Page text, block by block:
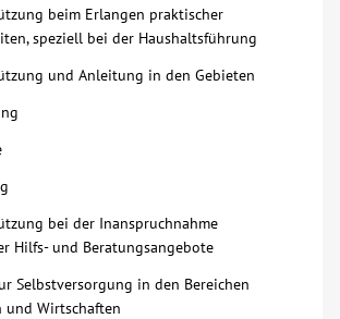
beim Erlangen praktischer
speziell bei der Haushaltsführung
und Anleitung in den Gebieten
bei der Inanspruchnahme
Hilfs- und Beratungsangebote
Selbstversorgung in den Bereichen
und Wirtschaften